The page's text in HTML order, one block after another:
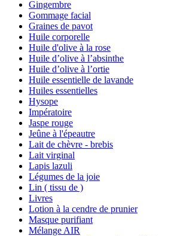
Gingembre
Gommage facial
Graines de pavot
Huile corporelle
Huile d'olive à la rose
Huile d’olive à l’absinthe
Huile d’olive à l’ortie
Huile essentielle de lavande
Huiles essentielles
Hysope
Impératoire
Jaspe rouge
Jeûne à l'épeautre
Lait de chèvre - brebis
Lait virginal
Lapis lazuli
Légumes de la joie
Lin ( tissu de )
Livres
Lotion à la cendre de prunier
Masque purifiant
Mélange AIR